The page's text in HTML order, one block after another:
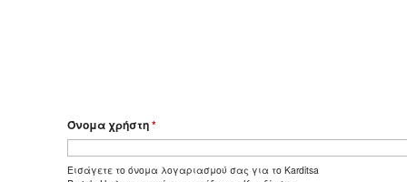
Όνομα χρήστη*
Εισάγετε το όνομα λογαριασμού σας για το Karditsa